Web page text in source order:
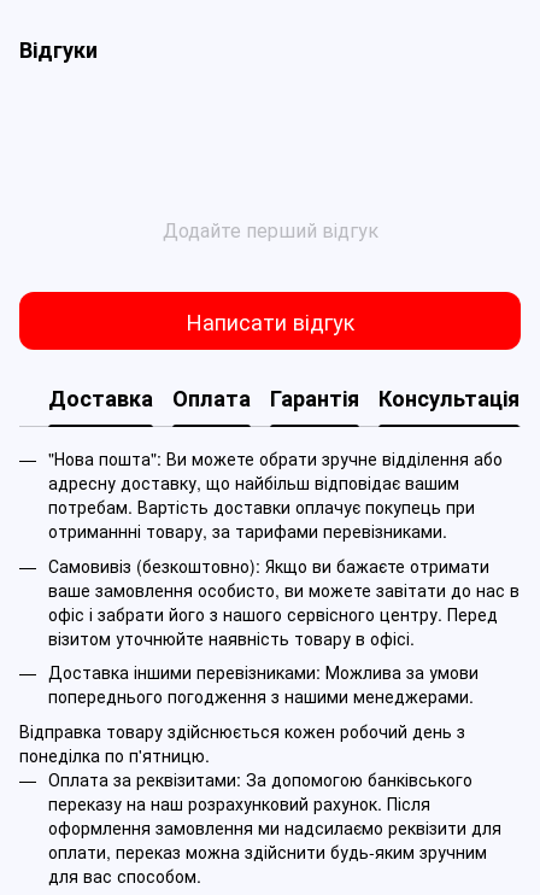
Відгуки
Додайте перший відгук
Написати відгук
Доставка Оплата Гарантія Консультація
"Нова пошта": Ви можете обрати зручне відділення або
адресну доставку, що найбільш відповідає вашим
потребам. Вартість доставки оплачує покупець при
отриманнні товару, за тарифами перевізниками.
Самовивіз (безкоштовно): Якщо ви бажаєте отримати
ваше замовлення особисто, ви можете завітати до нас в
офіс і забрати його з нашого сервісного центру. Перед
візитом уточнюйте наявність товару в офісі.
Доставка іншими перевізниками: Можлива за умови
попереднього погодження з нашими менеджерами.
Відправка товару здійснюється кожен робочий день з
понеділка по п'ятницю.
Оплата за реквізитами: За допомогою банківського
переказу на наш розрахунковий рахунок. Після
оформлення замовлення ми надсилаємо реквізити для
оплати, переказ можна здійснити будь-яким зручним
для вас способом.